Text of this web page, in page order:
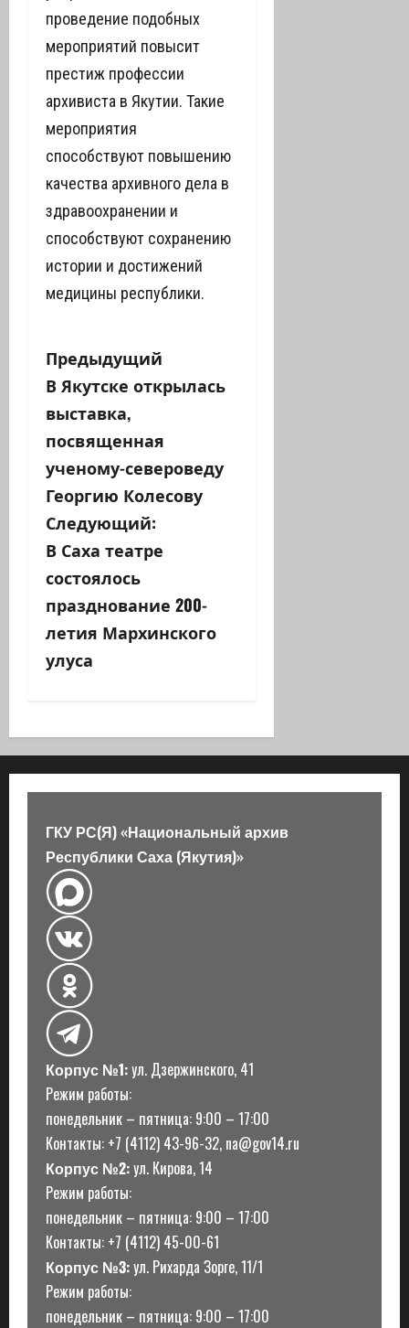
проведение подобных
мероприятий повысит
престиж профессии
архивиста в Якутии. Такие
мероприятия
способствуют повышению
качества архивного дела в
здравоохранении и
способствуют сохранению
истории и достижений
медицины республики.
Н
а
в
и
г
а
ц
и
я
а
п
и
с
и
Предыдущий
В Якутске открылась
выставка,
посвященная
ученому-североведу
Георгию Колесову
Следующий:
В Саха театре
состоялось
празднование 200-
летия Мархинского
улуса
ГКУ РС(Я) «Национальный архив
Республики Саха (Якутия)»
Корпус №1:ул. Дзержинского, 41
Режим работы:
понедельник – пятница: 9:00 – 17:00
Контакты: +7 (4112) 43-96-32, na@gov14.ru
Корпус №2:ул. Кирова, 14
Режим работы:
понедельник – пятница: 9:00 – 17:00
Контакты: +7 (4112) 45-00-61
Корпус №3:ул. Рихарда Зорге, 11/1
Режим работы:
понедельник – пятница: 9:00 – 17:00